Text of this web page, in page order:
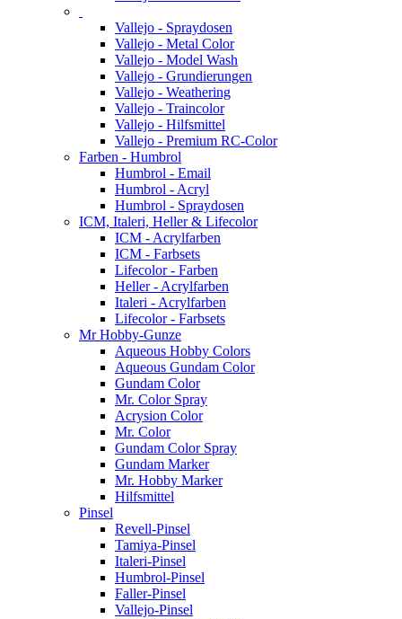
Vallejo - Spraydosen
Vallejo - Metal Color
Vallejo - Model Wash
Vallejo - Grundierungen
Vallejo - Weathering
Vallejo - Traincolor
Vallejo - Hilfsmittel
Vallejo - Premium RC-Color
Farben - Humbrol
Humbrol - Email
Humbrol - Acryl
Humbrol - Spraydosen
ICM, Italeri, Heller & Lifecolor
ICM - Acrylfarben
ICM - Farbsets
Lifecolor - Farben
Heller - Acrylfarben
Italeri - Acrylfarben
Lifecolor - Farbsets
Mr Hobby-Gunze
Aqueous Hobby Colors
Aqueous Gundam Color
Gundam Color
Mr. Color Spray
Acrysion Color
Mr. Color
Gundam Color Spray
Gundam Marker
Mr. Hobby Marker
Hilfsmittel
Pinsel
Revell-Pinsel
Tamiya-Pinsel
Italeri-Pinsel
Humbrol-Pinsel
Faller-Pinsel
Vallejo-Pinsel